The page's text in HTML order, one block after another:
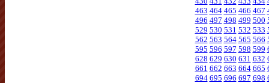
463 464 465 466 467
496 497 498 499 500
529 530 531 532 533
562 563 564 565 566
595 596 597 598 599
628 629 630 631 632
661 662 663 664 665
694 695 696 697 698